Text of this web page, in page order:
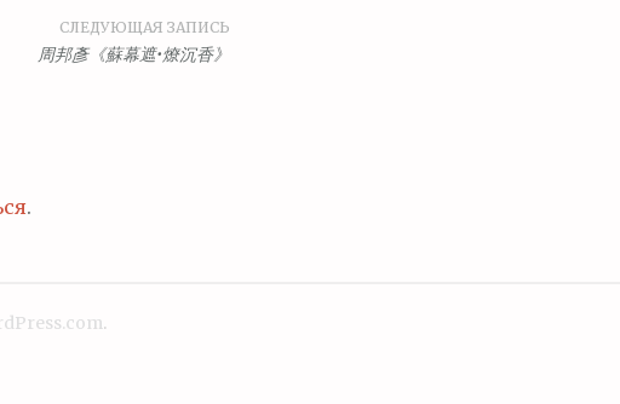
СЛЕДУЮЩАЯ ЗАПИСЬ
周邦彥《蘇幕遮•燎沉香》
.
.